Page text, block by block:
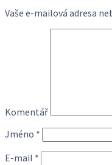
Vaše e-mailová adresa
Komentář
Jméno *
E-mail *